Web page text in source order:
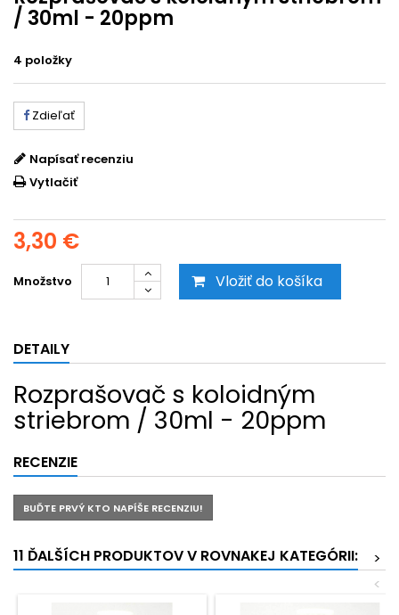
/ 30ml - 20ppm
4 položky
Zdieľať
Napísať recenziu
Vytlačiť
3,30 €
Množstvo Vložiť do košíka
DETAILY
Rozprašovač s koloidným
striebrom / 30ml - 20ppm
RECENZIE
BUĎTE PRVÝ KTO NAPÍŠE RECENZIU!
11 ĎALŠÍCH PRODUKTOV V ROVNAKEJ KATEGÓRII:
>
<